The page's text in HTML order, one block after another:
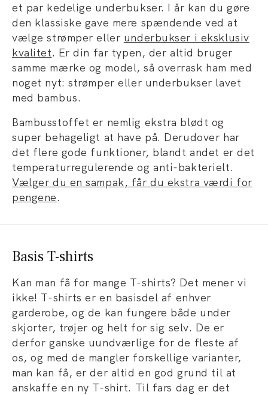
et par kedelige underbukser. I år kan du gøre
den klassiske gave mere spændende ved at
vælge strømper eller underbukser i eksklusiv
kvalitet. Er din far typen, der altid bruger
samme mærke og model, så overrask ham med
noget nyt: strømper eller underbukser lavet
med bambus.
Bambusstoffet er nemlig ekstra blødt og
super behageligt at have på. Derudover har
det flere gode funktioner, blandt andet er det
temperaturregulerende og anti-bakterielt.
Vælger du en sampak, får du ekstra værdi for
pengene.
Basis T-shirts
Kan man få for mange T-shirts? Det mener vi
ikke! T-shirts er en basisdel af enhver
garderobe, og de kan fungere både under
skjorter, trøjer og helt for sig selv. De er
derfor ganske uundværlige for de fleste af
os, og med de mangler forskellige varianter,
man kan få, er der altid en god grund til at
anskaffe en ny T-shirt. Til fars dag er det